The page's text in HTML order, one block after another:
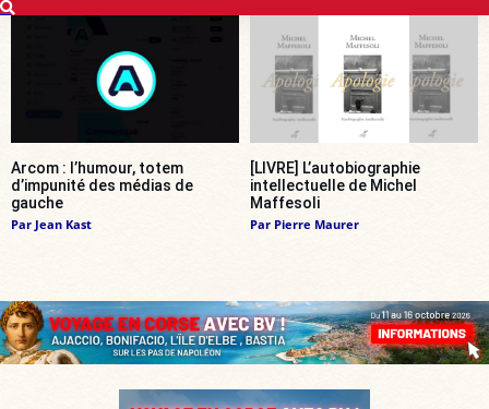
Arcom : l’humour, totem
d’impunité des médias de
gauche
Par Jean Kast
[LIVRE] L’autobiographie
intellectuelle de Michel
Maffesoli
Par Pierre Maurer